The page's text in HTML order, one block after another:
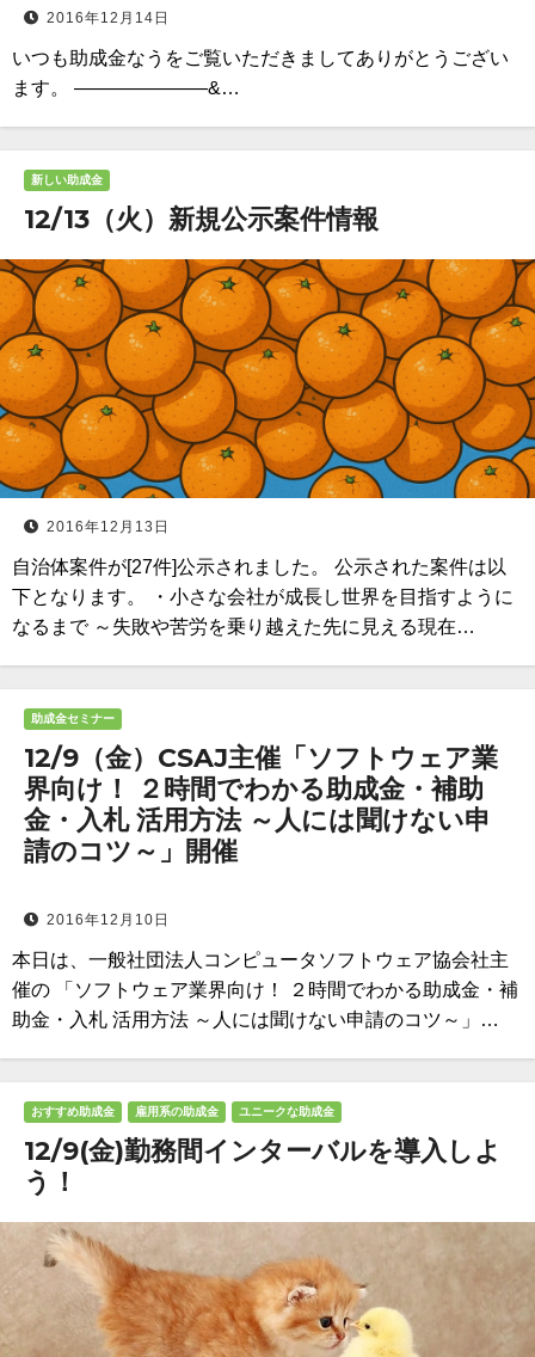
2016年12月14日
いつも助成金なうをご覧いただきましてありがとうござい
ます。 ———————&…
新しい助成金
12/13（火）新規公示案件情報
2016年12月13日
自治体案件が[27件]公示されました。 公示された案件は以
下となります。 ・小さな会社が成長し世界を目指すように
なるまで ～失敗や苦労を乗り越えた先に見える現在…
助成金セミナー
12/9（金）CSAJ主催「ソフトウェア業
界向け！ ２時間でわかる助成金・補助
金・入札 活用方法 ～人には聞けない申
請のコツ～」開催
2016年12月10日
本日は、一般社団法人コンピュータソフトウェア協会社主
催の 「ソフトウェア業界向け！ ２時間でわかる助成金・補
助金・入札 活用方法 ～人には聞けない申請のコツ～」…
おすすめ助成金 雇用系の助成金 ユニークな助成金
12/9(金)勤務間インターバルを導入しよ
う！